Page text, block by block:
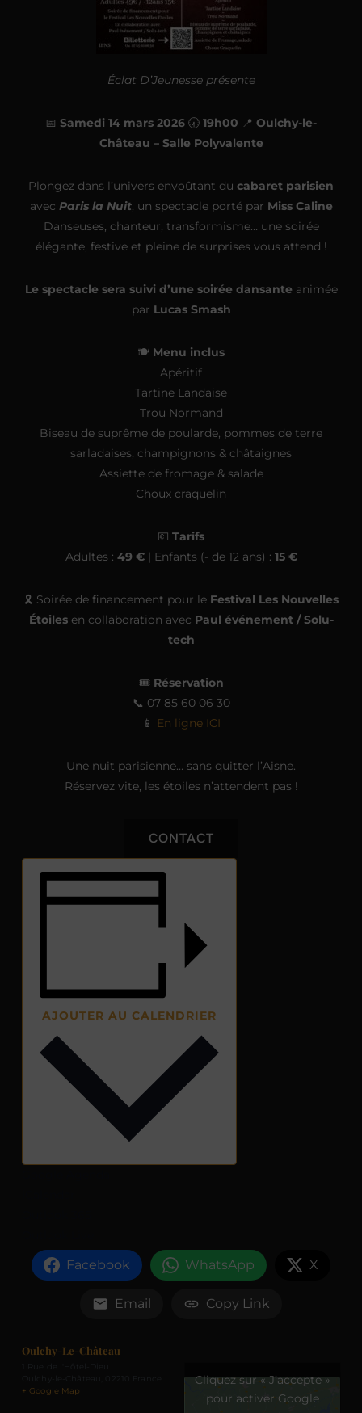
Éclat D’Jeunesse présente
📅 Samedi 14 mars 2026 🕢 19h00 📍 Oulchy-le-
Château – Salle Polyvalente
Plongez dans l’univers envoûtant du cabaret parisien
avec Paris la Nuit, un spectacle porté par Miss Caline
Danseuses, chanteur, transformisme… une soirée
élégante, festive et pleine de surprises vous attend !
Le spectacle sera suivi d’une soirée dansante animée
par Lucas Smash
🍽️ Menu inclus
Apéritif
Tartine Landaise
Trou Normand
Biseau de suprême de poularde, pommes de terre
sarladaises, champignons & châtaignes
Assiette de fromage & salade
Choux craquelin
💶 Tarifs
Adultes : 49 €| Enfants (- de 12 ans) : 15 €
🎗️ Soirée de financement pour le Festival Les Nouvelles
Étoilesen collaboration avec Paul événement / Solu-
tech
🎟️ Réservation
📞 07 85 60 06 30
📱 En ligne ICI
Une nuit parisienne… sans quitter l’Aisne.
Réservez vite, les étoiles n’attendent pas !
CONTACT
AJOUTER AU CALENDRIER
Facebook WhatsApp X
Email Copy Link
Oulchy-Le-Château
+ Google Map
Cliquez sur « J’accepte »
pour activer Google